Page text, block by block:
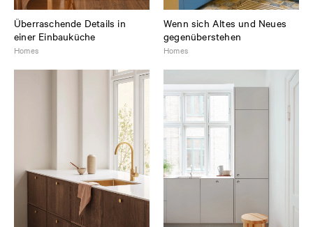
Überraschende Details in
einer Einbauküche
Homes
Wenn sich Altes und Neues
gegenüberstehen
Homes